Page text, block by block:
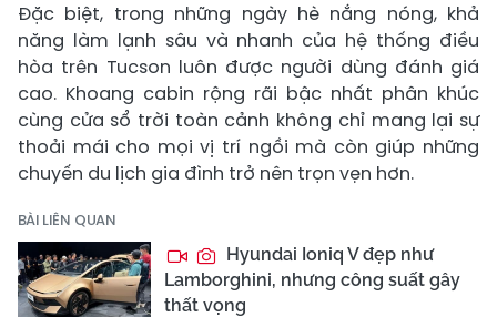
Đặc biệt, trong những ngày hè nắng nóng, khả
năng làm lạnh sâu và nhanh của hệ thống điều
hòa trên Tucson luôn được người dùng đánh giá
cao. Khoang cabin rộng rãi bậc nhất phân khúc
cùng cửa sổ trời toàn cảnh không chỉ mang lại sự
thoải mái cho mọi vị trí ngồi mà còn giúp những
chuyến du lịch gia đình trở nên trọn vẹn hơn.
BÀI LIÊN QUAN
Hyundai Ioniq V đẹp như
Lamborghini, nhưng công suất gây
thất vọng